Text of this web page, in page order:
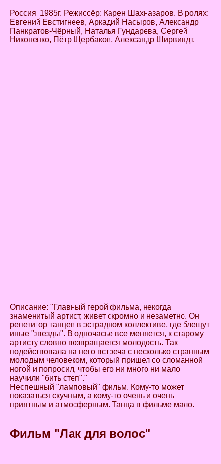
Россия, 1985г. Режиссёр: Карен Шахназаров. В ролях:
Евгений Евстигнеев, Аркадий Насыров, Александр
Панкратов-Чёрный, Наталья Гундарева, Сергей
Никоненко, Пётр Щербаков, Александр Ширвиндт.
Описание: "Главный герой фильма, некогда
знаменитый артист, живет скромно и незаметно. Он
репетитор танцев в эстрадном коллективе, где блещут
иные "звезды". В одночасье все меняется, к старому
артисту словно возвращается молодость. Так
подействовала на него встреча с несколько странным
молодым человеком, который пришел со сломанной
ногой и попросил, чтобы его ни много ни мало
научили "бить степ"."
Неспешный "ламповый" фильм. Кому-то может
показаться скучным, а кому-то очень и очень
приятным и атмосферным. Танца в фильме мало.
Фильм "Лак для волос"